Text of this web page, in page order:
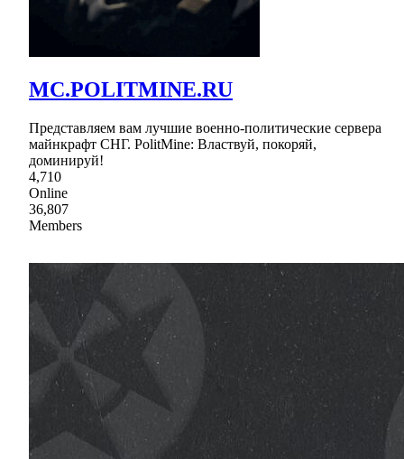
MC.POLITMINE.RU
Представляем вам лучшие военно-политические сервера
майнкрафт СНГ. PolitMine: Властвуй, покоряй,
доминируй!
4,710
Online
36,807
Members